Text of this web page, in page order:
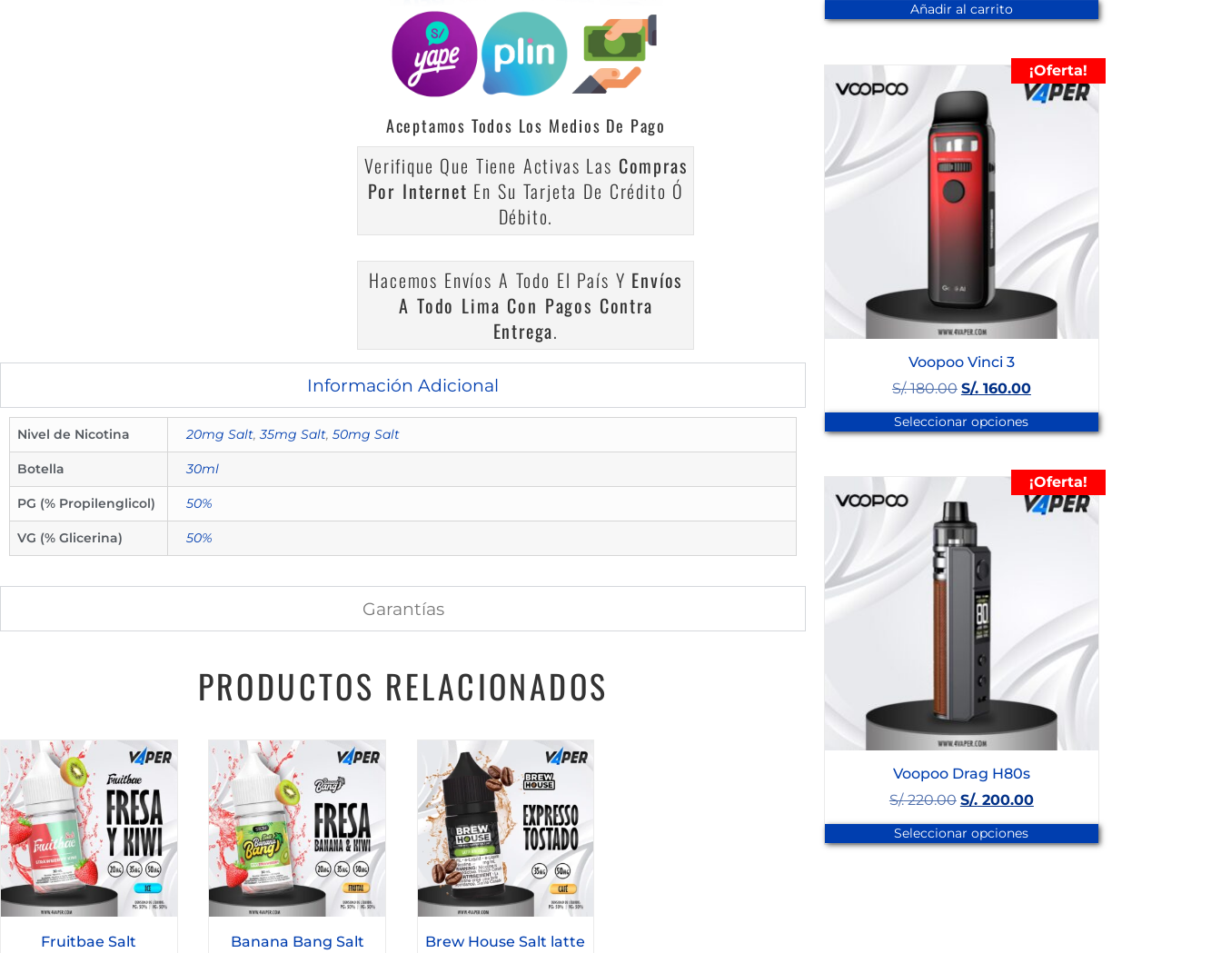
Aceptamos Todos Los Medios De Pago
Verifique Que Tiene Activas Las Compras
Por Internet En Su Tarjeta De Crédito Ó
Débito.
Hacemos Envíos A Todo El País Y Envíos
A Todo Lima Con Pagos Contra
Entrega.
Información Adicional
Nivel de Nicotina 20mg Salt,35mg Salt, 50mg Salt
Botella 30ml
PG (% Propilenglicol) 50%
VG (% Glicerina) 50%
Garantías
PRODUCTOS RELACIONADOS
Fruitbae Salt
Banana Bang Salt
Brew House Salt latte
Añadir al carrito
¡Oferta!
Voopoo Vinci 3
S/.180.00 S/.160.00
Seleccionar opciones
¡Oferta!
Voopoo Drag H80s
S/.220.00 S/.200.00
Seleccionar opciones